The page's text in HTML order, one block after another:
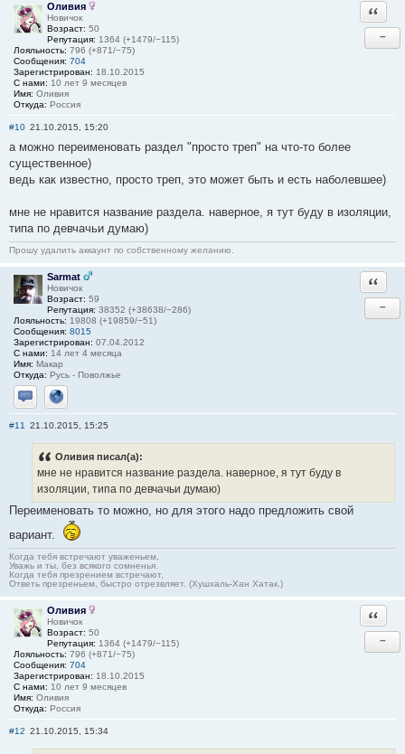
Оливия
Новичок
Возраст: 50
Репутация: 1364 (+1479/−115)
Лояльность: 796 (+871/−75)
Сообщения: 704
Зарегистрирован: 18.10.2015
С нами: 10 лет 9 месяцев
Имя: Оливия
Откуда: Россия
−
#10 21.10.2015, 15:20
а можно переименовать раздел "просто треп" на что-то более
существенное)
ведь как известно, просто треп, это может быть и есть наболевшее)
мне не нравится название раздела. наверное, я тут буду в изоляции,
типа по девчачьи думаю)
Прошу удалить аккаунт по собственному желанию.
Sarmat
Новичок
Возраст: 59
Репутация: 38352 (+38638/−286)
Лояльность: 19808 (+19859/−51)
Сообщения: 8015
Зарегистрирован: 07.04.2012
С нами: 14 лет 4 месяца
Имя: Макар
Откуда: Русь - Поволжье
Отправить личное сообщение
Сайт
−
#11 21.10.2015, 15:25
Оливия писал(а):
мне не нравится название раздела. наверное, я тут буду в
изоляции, типа по девчачьи думаю)
Переименовать то можно, но для этого надо предложить свой
вариант.
Когда тебя встречают уваженьем,
Уважь и ты, без всякого сомненья.
Когда тебя презрением встречают,
Ответь презреньем, быстро отрезвляет. (Хушхаль-Хан Хатак.)
Оливия
Новичок
Возраст: 50
Репутация: 1364 (+1479/−115)
Лояльность: 796 (+871/−75)
Сообщения: 704
Зарегистрирован: 18.10.2015
С нами: 10 лет 9 месяцев
Имя: Оливия
Откуда: Россия
−
#12 21.10.2015, 15:34